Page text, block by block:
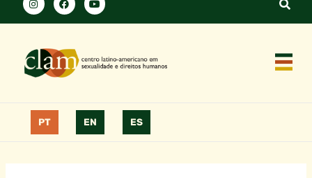
PT EN ES